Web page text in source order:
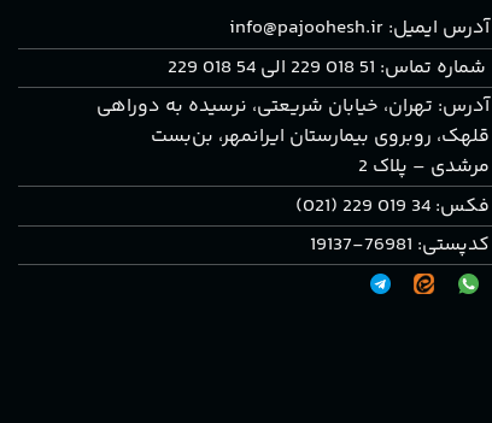
آدرس ایمیل: info@pajoohesh.ir
شماره تماس: 51 018 229 الی 54 018 229
آدرس: تهران، خيابان شريعتی، نرسيده به دوراهی
قلهک، روبروی بيمارستان ايرانمهر، بن‌بست
مرشدی – پلاک 2
فکس: 34 019 229 (021)
کدپستی: 76981-19137